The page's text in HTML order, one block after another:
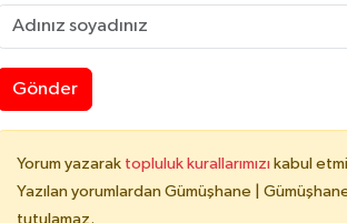
Gönder
Yorum yazarak topluluk kurallarımızı kabul
Yazılan yorumlardan Gümüşhane |
tutulamaz.